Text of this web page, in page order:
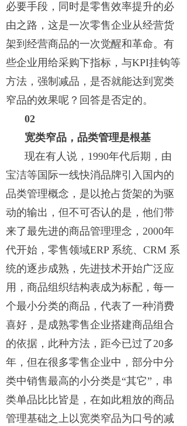
必要手段，同时是零售效率提升的必
由之路，这是一次零售企业从经营货
架到经营商品的一次觉醒和革命。有
些企业用给采购下指标，与KPI挂钩等
方法，强制减品，是否就能达到宽类
窄品的效果呢？回答是否定的。
02
宽类窄品，品类管理是根基
现在有人说，1990年代后期，由
宝洁等国际一线快消品牌引入国内的
品类管理概念，是以抢占货架的为驱
动的输出，但不可否认的是，他们带
来了最先进的商品管理理念，2000年
代开始，零售领域ERP 系统、CRM 系
统的逐步成熟，先进技术开始广泛应
用，商品组织结构表成为标配，每一
个最小分类的商品，代表了一种消费
喜好，是成熟零售企业搭建商品组合
的依据，此种方法，距今已过了20多
年，但在很多零售企业中，部分中分
类中销售最高的小分类是“其它”，串
类单品比比皆是，在如此粗放的商品
管理基础之上以宽类窄品为口号的减